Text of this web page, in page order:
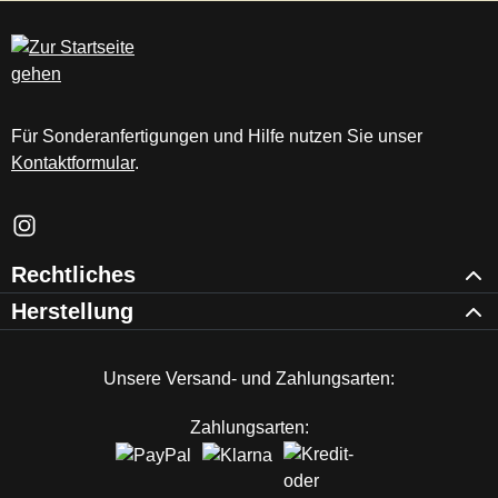
Für Sonderanfertigungen und Hilfe nutzen Sie unser
Kontaktformular.
Schau auf Instagram vorbei – öffnet in neuem Tab (externer
Rechtliches
Herstellung
Unsere Versand- und Zahlungsarten:
Zahlungsarten: